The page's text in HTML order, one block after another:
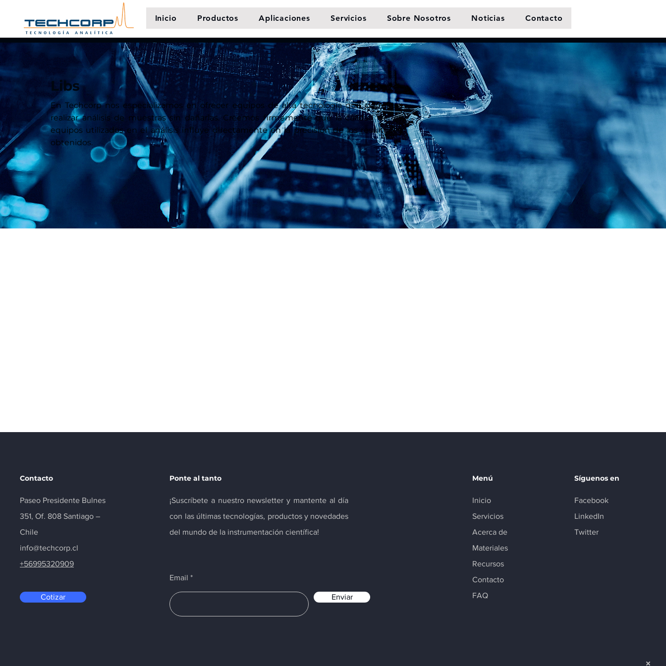
Inicio Productos Aplicaciones Servicios Sobre Nosotros Noticias Contacto
Libs
En Techcorp nos especializamos en ofrecer equipos de alta tecnología que permiten
realizar análisis de muestras sin dañarlas. Creemos firmemente que la calidad de los
equipos utilizados en el análisis influye directamente en la precisión de los resultados
obtenidos.
Contacto
Paseo Presidente Bulnes
351, Of. 808 Santiago –
Chile
info@techcorp.cl
+56995320909
Cotizar
Ponte al tanto
¡Suscríbete a nuestro newsletter y mantente al día
con las últimas tecnologías, productos y novedades
del mundo de la instrumentación científica!
Email
Enviar
Menú
Inicio
Servicios
Acerca de
Materiales
Recursos
Contacto
FAQ
Síguenos en
Facebook
LinkedIn
Twitter